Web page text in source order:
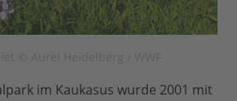
im Kaukasus wurde 2001 mit